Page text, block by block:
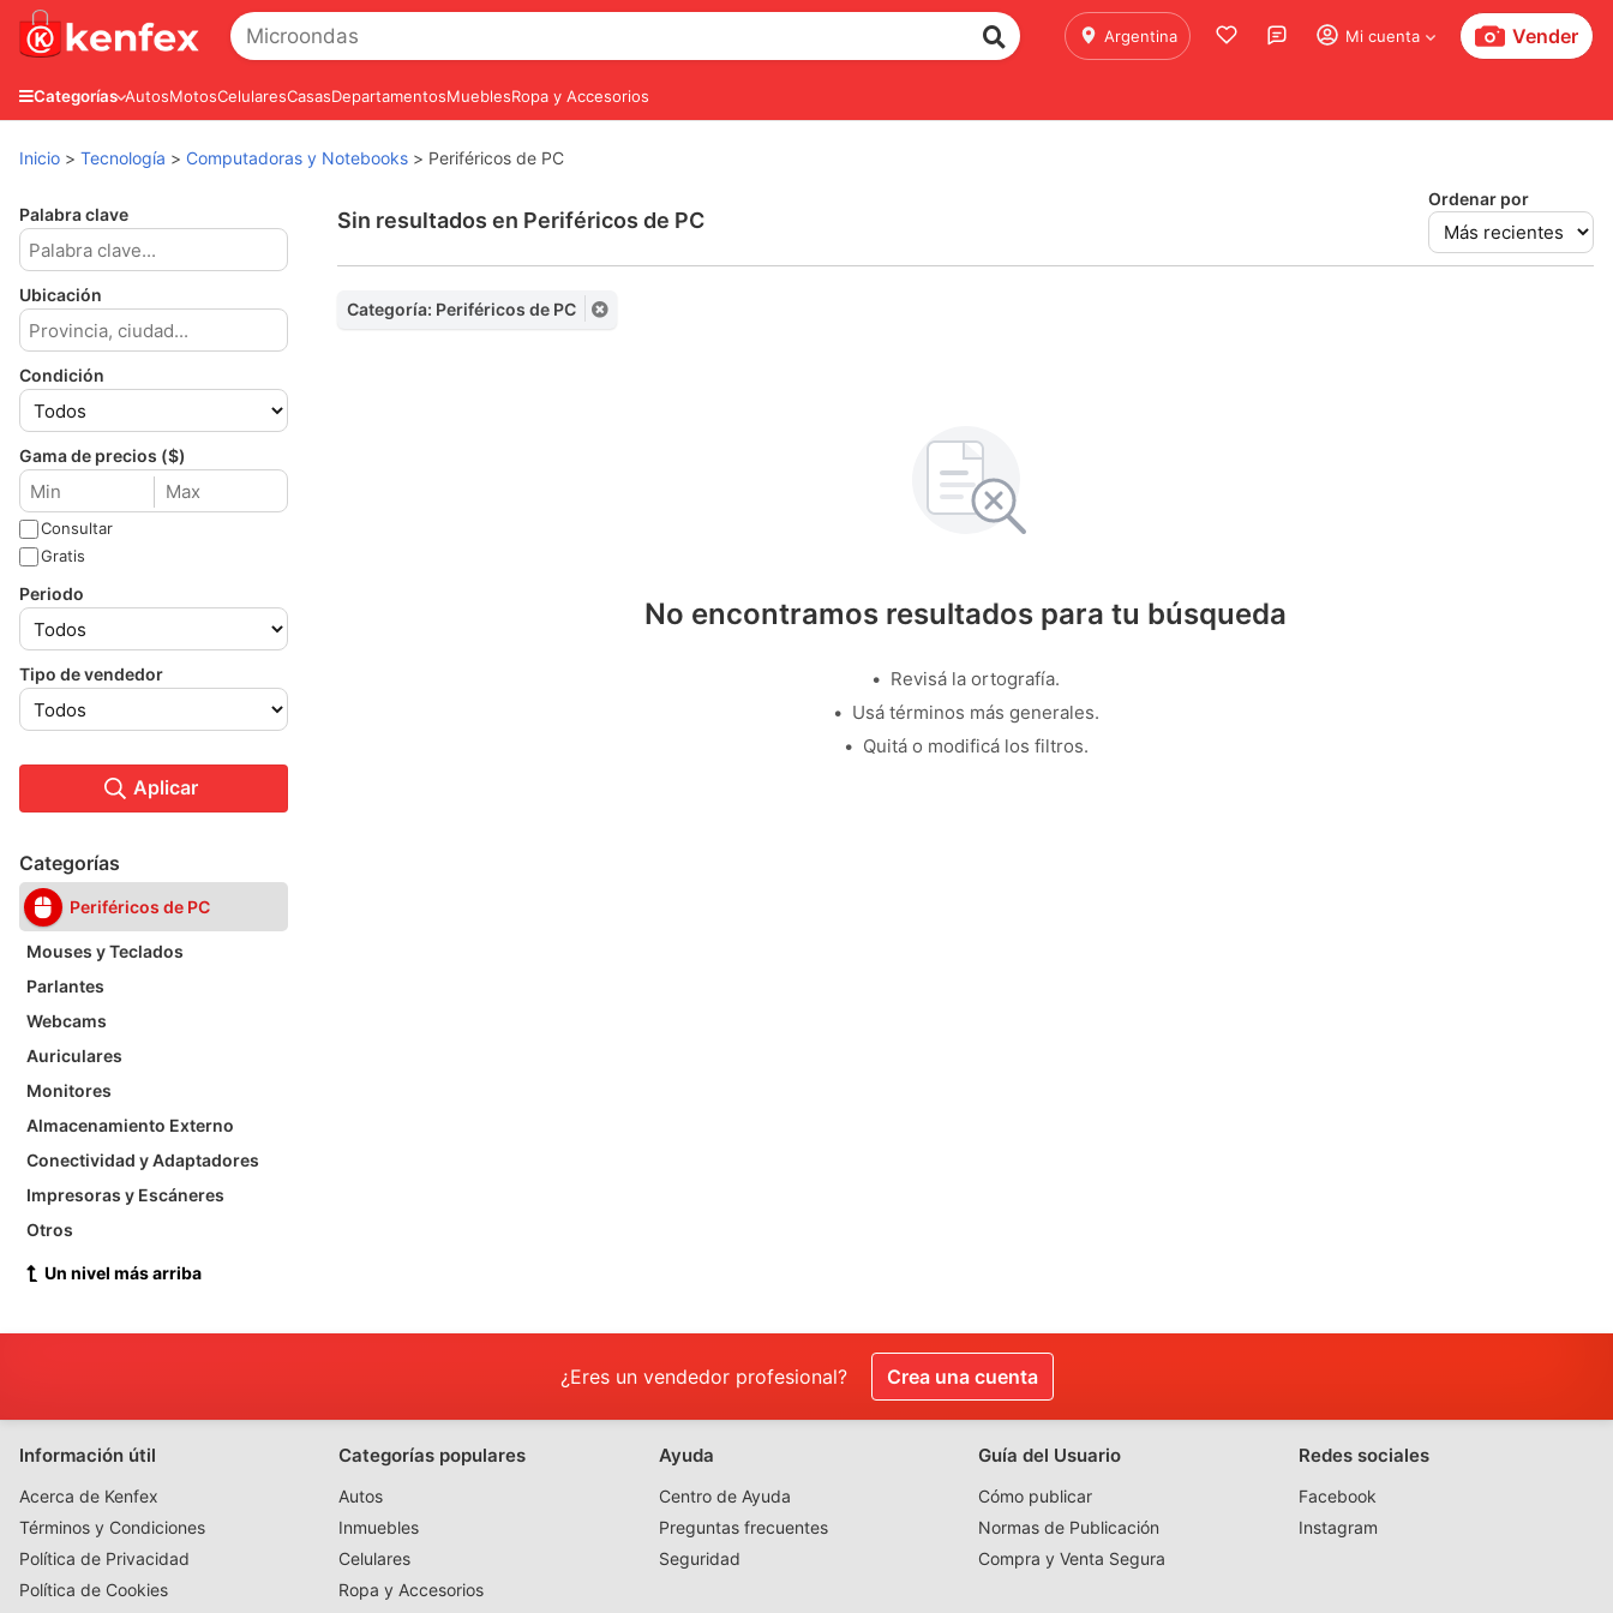
Vender
Mi cuenta
Argentina
Categorías AutosMotosCelularesCasasDepartamentosMueblesRopa y Accesorios
Inicio > Tecnología > Computadoras y Notebooks > Periféricos de PC
Palabra clave
Ubicación
Condición
Gama de precios ($)
Consultar
Gratis
Periodo
Tipo de vendedor
Aplicar
Categorías
Periféricos de PC
Mouses y Teclados
Parlantes
Webcams
Auriculares
Monitores
Almacenamiento Externo
Conectividad y Adaptadores
Impresoras y Escáneres
Otros
Un nivel más arriba
Sin resultados en Periféricos de PC
Ordenar por
Categoría: Periféricos de PC
No encontramos resultados para tu búsqueda
Revisá la ortografía.
Usá términos más generales.
Quitá o modificá los filtros.
¿Eres un vendedor profesional? Crea una cuenta
Información útil
Acerca de Kenfex
Términos y Condiciones
Política de Privacidad
Política de Cookies
Categorías populares
Autos
Inmuebles
Celulares
Ropa y Accesorios
Ayuda
Centro de Ayuda
Preguntas frecuentes
Seguridad
Guía del Usuario
Cómo publicar
Normas de Publicación
Compra y Venta Segura
Redes sociales
Facebook
Instagram